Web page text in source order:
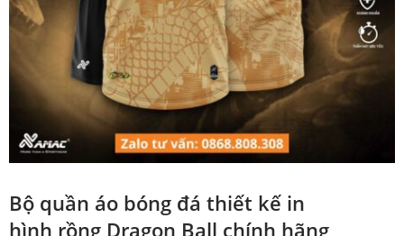
Bộ quần áo bóng đá thiết kế in
hình rồng Dragon Ball chính hãng